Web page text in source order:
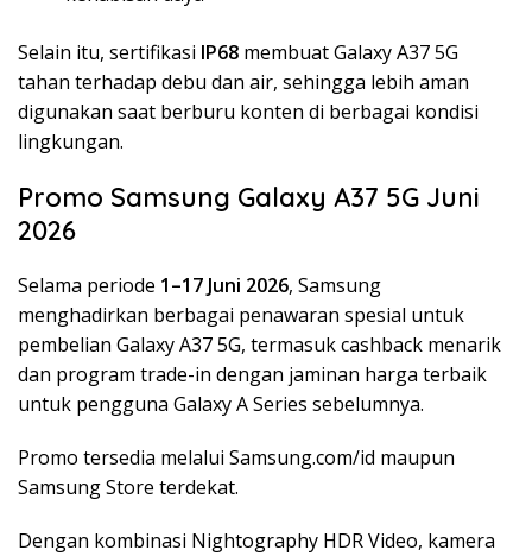
Selain itu, sertifikasi IP68 membuat Galaxy A37 5G
tahan terhadap debu dan air, sehingga lebih aman
digunakan saat berburu konten di berbagai kondisi
lingkungan.
Promo Samsung Galaxy A37 5G Juni
2026
Selama periode 1–17 Juni 2026, Samsung
menghadirkan berbagai penawaran spesial untuk
pembelian Galaxy A37 5G, termasuk cashback menarik
dan program trade-in dengan jaminan harga terbaik
untuk pengguna Galaxy A Series sebelumnya.
Promo tersedia melalui Samsung.com/id maupun
Samsung Store terdekat.
Dengan kombinasi Nightography HDR Video, kamera